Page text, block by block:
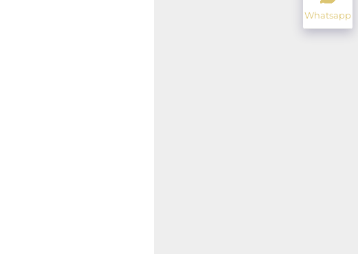
Whatsapp